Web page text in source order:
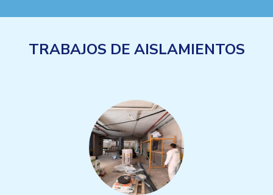
TRABAJOS DE AISLAMIENTOS